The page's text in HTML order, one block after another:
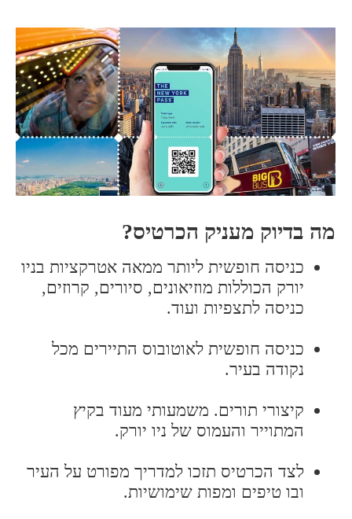
מה בדיוק מעניק הכרטיס?
כניסה חופשית ליותר ממאה אטרקציות בניו
יורק הכוללות מוזיאונים, סיורים, קרוזים,
כניסה לתצפיות ועוד.
כניסה חופשית לאוטובוס התיירים מכל
נקודה בעיר.
קיצורי תורים. משמעותי מעוד בקיץ
המתוייר והעמוס של ניו יורק.
לצד הכרטיס תזכו למדריך מפורט על העיר
ובו טיפים ומפות שימושיות.